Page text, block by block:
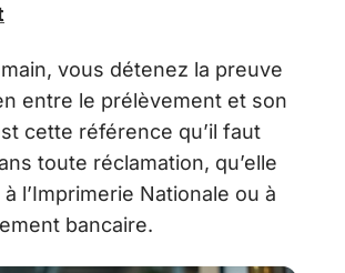
main, vous détenez la preuve
entre le prélèvement et son
cette référence qu’il faut
toute réclamation, qu’elle
l’Imprimerie Nationale ou à
bancaire.